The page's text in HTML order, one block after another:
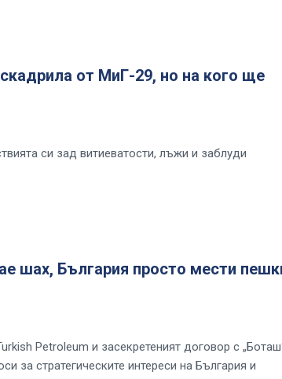
от МиГ-29, но на кого ще
си зад витиеватости, лъжи и заблуди
шах, България просто мести
Petroleum и засекретеният договор с
за стратегическите интереси на България и